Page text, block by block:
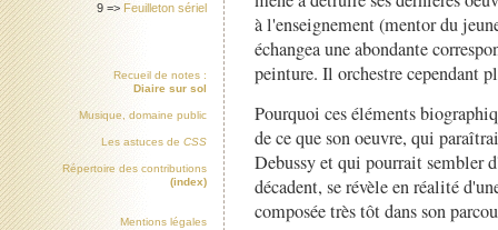
à l'enseignement (mentor du
échangea une abondante
peinture. Il orchestre cependant
Pourquoi ces éléments
de ce que son oeuvre, qui
Debussy et qui pourrait sembler
décadent, se révèle en réalité
composée très tôt dans son
9 => Feuilleton sériel
Recueil de notes :
Diaire sur sol
Musique, domaine public
Les astuces de CSS
Répertoire des contributions
(index)
Mentions légales